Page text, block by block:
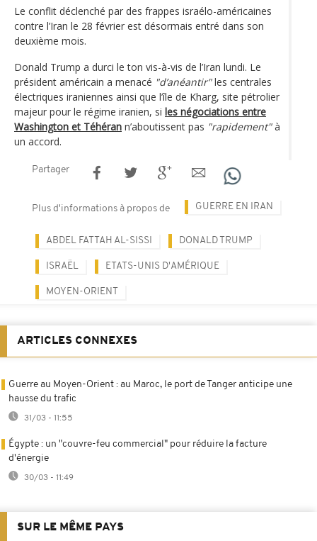
Le conflit déclenché par des frappes israélo-américaines
contre l’Iran le 28 février est désormais entré dans son
deuxième mois.
Donald Trump a durci le ton vis-à-vis de l’Iran lundi. Le
président américain a menacé "d’anéantir"les centrales
électriques iraniennes ainsi que l’île de Kharg, site pétrolier
majeur pour le régime iranien, si les négociations entre
Washington et Téhéran n’aboutissent pas "rapidement"à
un accord.
Partager
Plus d'informations à propos de GUERRE EN IRAN
ABDEL FATTAH AL-SISSI DONALD TRUMP
ISRAËL ETATS-UNIS D'AMÉRIQUE
MOYEN-ORIENT
ARTICLES CONNEXES
Guerre au Moyen-Orient : au Maroc, le port de Tanger anticipe une
hausse du trafic
31/03 - 11:55
Égypte : un "couvre-feu commercial" pour réduire la facture
d'énergie
30/03 - 11:49
SUR LE MÊME PAYS